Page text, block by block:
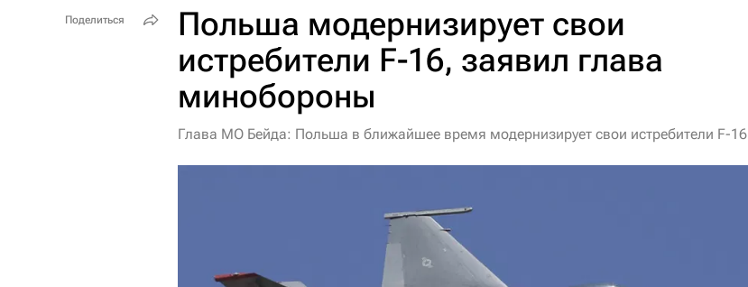
Польша модернизирует свои
истребители F-16, заявил глава
минобороны
Глава МО Бейда: Польша в ближайшее время модернизирует свои истребители F-16
Поделиться